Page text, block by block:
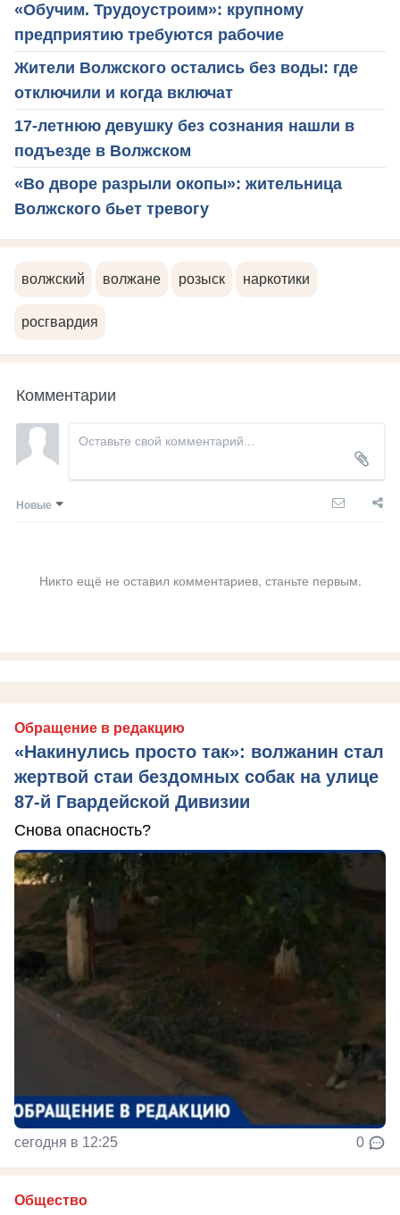
«Обучим. Трудоустроим»: крупному
предприятию требуются рабочие
Жители Волжского остались без воды: где
отключили и когда включат
17-летнюю девушку без сознания нашли в
подъезде в Волжском
«Во дворе разрыли окопы»: жительница
Волжского бьет тревогу
волжский волжане розыск наркотики
росгвардия
Комментарии
Новые
Никто ещё не оставил комментариев, станьте первым.
Обращение в редакцию
«Накинулись просто так»: волжанин стал
жертвой стаи бездомных собак на улице
87-й Гвардейской Дивизии
Снова опасность?
сегодня в 12:25 0
Общество